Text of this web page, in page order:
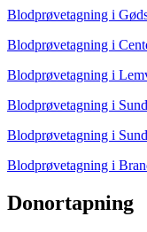
Blodprøvetagning i
Blodprøvetagning i
Blodprøvetagning i
Blodprøvetagning i
Blodprøvetagning i
Blodprøvetagning i
Donortapning